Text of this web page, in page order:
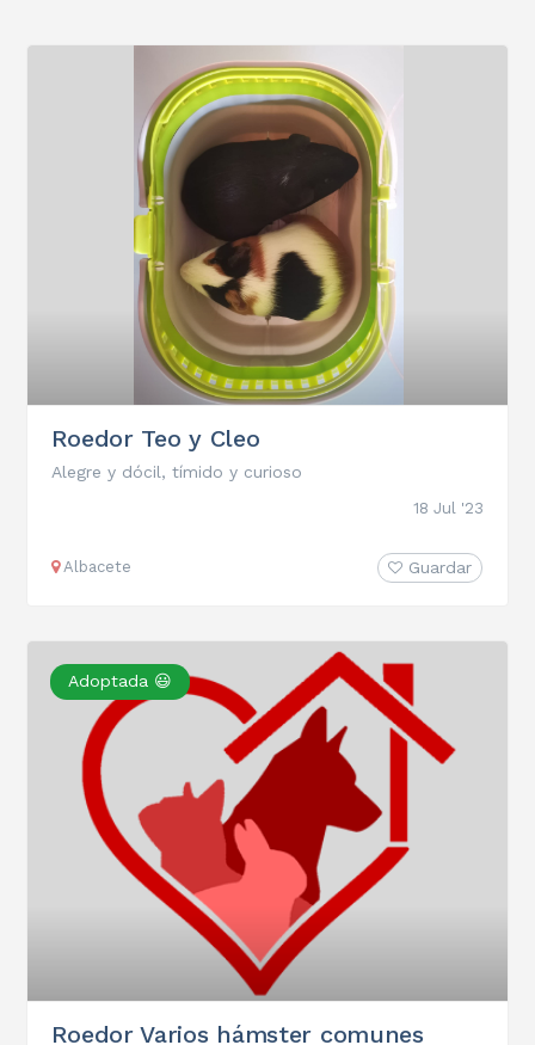
Roedor Teo y Cleo
Alegre y dócil, tímido y curioso
18 Jul '23
Albacete Guardar
Adoptada 😃
Roedor Varios hámster comunes